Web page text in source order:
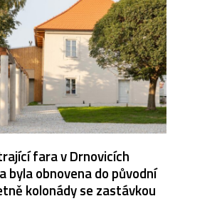
fara v Drnovicích
byla obnovena do původní
kolonády se zastávkou